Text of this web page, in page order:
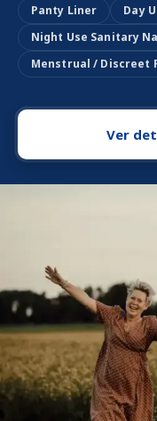
Panty Liner
Day
Night Use Sanitary
Menstrual / Discreet
Ver